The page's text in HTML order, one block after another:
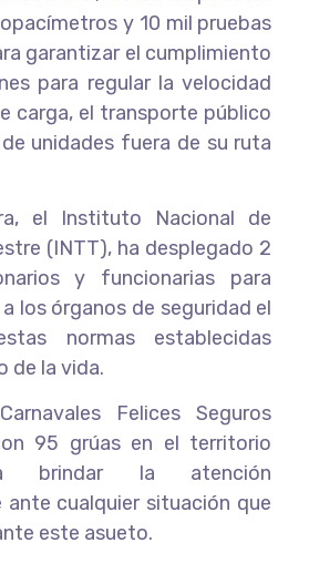
y 10 mil pruebas
garantizar el cumplimiento
para regular la velocidad
carga, el transporte público
unidades fuera de su ruta
el Instituto Nacional de
(INTT), ha desplegado 2
y funcionarias para
los órganos de seguridad el
normas establecidas
de la vida.
Felices Seguros
95 grúas en el territorio
brindar la atención
ante cualquier situación que
este asueto.